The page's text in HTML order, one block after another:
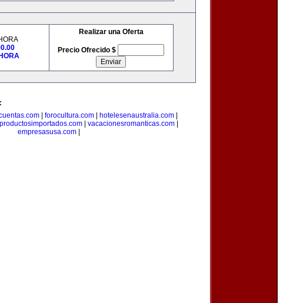
Realizar una Oferta
Precio Ofrecido $
forocultura.com hotelesenaustralia.com
productosimportados.com vacacionesromanticas.com
empresasusa.com